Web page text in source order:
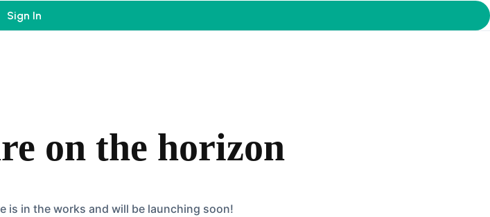
Sign In
on the horizon
is in the works and will be launching soon!